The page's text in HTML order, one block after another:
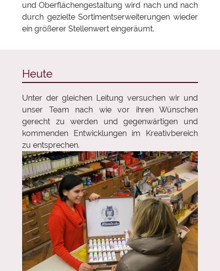
und Oberflächengestaltung wird nach und nach
durch gezielte Sortimentserweiterungen wieder
ein größerer Stellenwert eingeräumt.
Heute
Unter der gleichen Leitung versuchen wir und
unser Team nach wie vor ihren Wünschen
gerecht zu werden und gegenwärtigen und
kommenden Entwicklungen im Kreativbereich
zu entsprechen.